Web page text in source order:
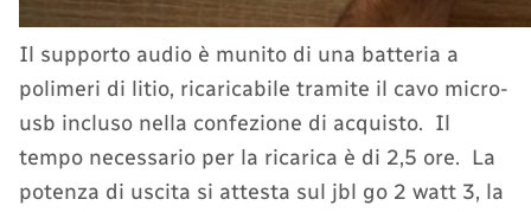
Il supporto audio è munito di una batteria a
polimeri di litio, ricaricabile tramite il cavo micro-
usb incluso nella confezione di acquisto. Il
tempo necessario per la ricarica è di 2,5 ore. La
potenza di uscita si attesta sul jbl go 2 watt 3, la